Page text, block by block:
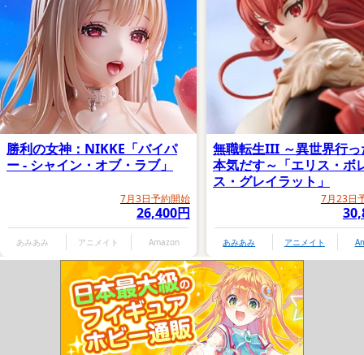
勝利の女神：NIKKE「バイパ
ー - シャイン・オブ・ラブ」
7月3日予約開始
26,400円
あみあみ アニメイト Amazon
無職転生III ～異世界行っ
本気だす～「エリス・ボ
ス・グレイラット」
7月23日
あみあみ アニメイト